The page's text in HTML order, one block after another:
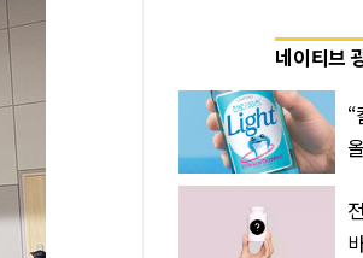
네이티브
“